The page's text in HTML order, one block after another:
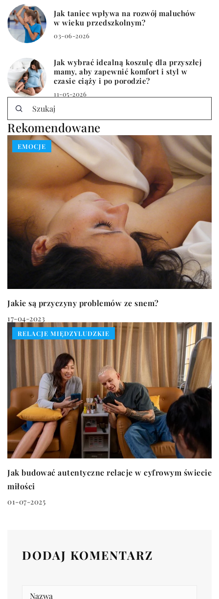
Jak taniec wpływa na rozwój maluchów
w wieku przedszkolnym?
03-06-2026
Jak wybrać idealną koszulę dla przyszłej
mamy, aby zapewnić komfort i styl w
czasie ciąży i po porodzie?
11-05-2026
Rekomendowane
EMOCJE
Jakie są przyczyny problemów ze snem?
17-04-2023
RELACJE MIĘDZYLUDZKIE
Jak budować autentyczne relacje w cyfrowym świecie
miłości
01-07-2025
DODAJ KOMENTARZ